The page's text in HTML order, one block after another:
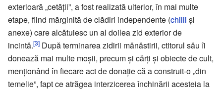
exterioară „cetății”, a fost realizată ulterior, în mai multe
etape, fiind mărginită de clădiri independente (chilii și
anexe) care alcătuiesc un al doilea zid exterior de
incintă.[3] După terminarea zidirii mănăstirii, ctitorul său îi
donează mai multe moșii, precum și cărți și obiecte de cult,
menționând în fiecare act de donație că a construit-o „din
temelie”, fapt ce atrăgea interzicerea închinării acesteia la